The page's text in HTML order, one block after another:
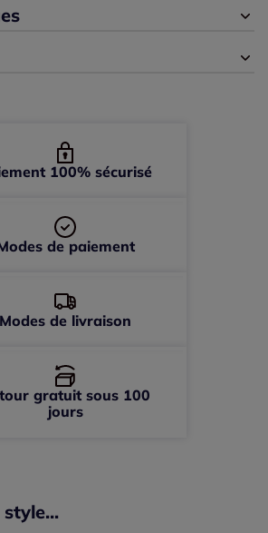
100% sécurisé
de paiement
Modes de livraison
gratuit sous 100
jours